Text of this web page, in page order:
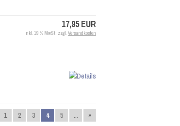
17,95 EUR
inkl. 19 % MwSt. zzgl. Versandkosten
1 2 3 4 5 ... »